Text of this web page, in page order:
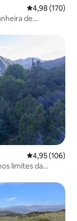
4,98 de uma
4,98 (170)
de
4,95 de uma
4,95 (106)
limites da